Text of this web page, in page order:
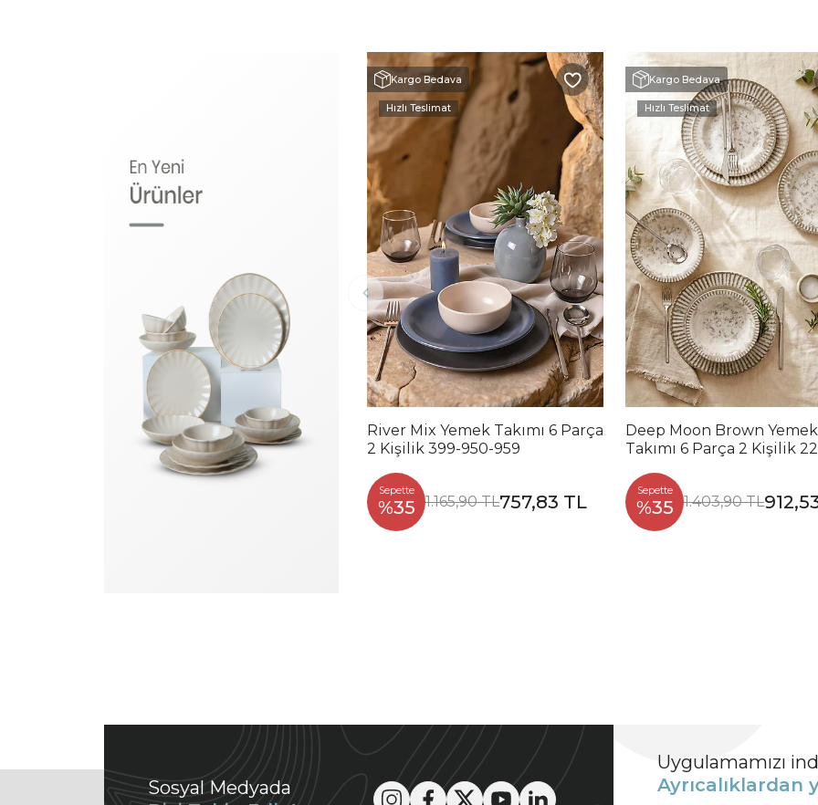
Kargo Bedava
Hızlı Teslimat
River Mix Yemek Takımı 6 Parça
2 Kişilik 399-950-959
Sepette
%35 1.165,90 TL757,83 TL
Kargo Bedava
Hızlı Teslimat
Deep Moon Brown Yemek
Takımı 6 Parça 2 Kişilik
Sepette
%35 1.403,90 TL
Sosyal Medyada
Uygulamamızı
Ayrıcalıklardan